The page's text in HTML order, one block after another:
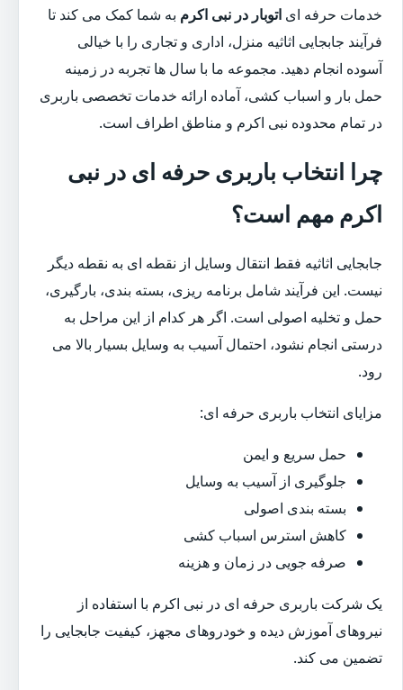
خدمات حرفه ای اتوبار در نبی اکرم به شما کمک می کند تا
فرآیند جابجایی اثاثیه منزل، اداری و تجاری را با خیالی
آسوده انجام دهید. مجموعه ما با سال ها تجربه در زمینه
حمل بار و اسباب کشی، آماده ارائه خدمات تخصصی باربری
در تمام محدوده نبی اکرم و مناطق اطراف است.
چرا انتخاب باربری حرفه ای در نبی
اکرم مهم است؟
جابجایی اثاثیه فقط انتقال وسایل از نقطه ای به نقطه دیگر
نیست. این فرآیند شامل برنامه ریزی، بسته بندی، بارگیری،
حمل و تخلیه اصولی است. اگر هر کدام از این مراحل به
درستی انجام نشود، احتمال آسیب به وسایل بسیار بالا می
رود.
مزایای انتخاب باربری حرفه ای:
حمل سریع و ایمن
جلوگیری از آسیب به وسایل
بسته بندی اصولی
کاهش استرس اسباب کشی
صرفه جویی در زمان و هزینه
یک شرکت باربری حرفه ای در نبی اکرم با استفاده از
نیروهای آموزش دیده و خودروهای مجهز، کیفیت جابجایی را
تضمین می کند.